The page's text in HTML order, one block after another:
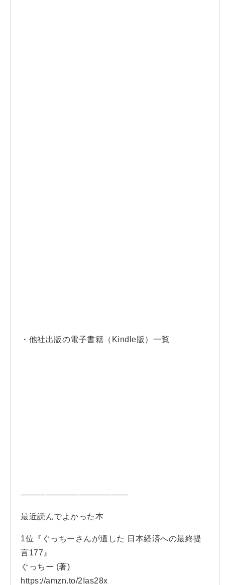
・他社出版の電子書籍（Kindle版）一覧
—————————————
最近読んでよかった本
1位『ぐっちーさんが遺した 日本経済への最終提
言177』
ぐっちー (著)
https://amzn.to/2Ias28x